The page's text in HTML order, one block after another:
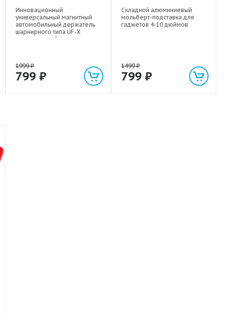
Инновационный
универсальный магнитный
автомобильный держатель
шарнирного типа UF-X
экстрасильной фиксации для
1999₽
799₽
Складной алюминиевый
мольберт-подставка для
гаджетов 4-10 дюймов
1499₽
799 ₽